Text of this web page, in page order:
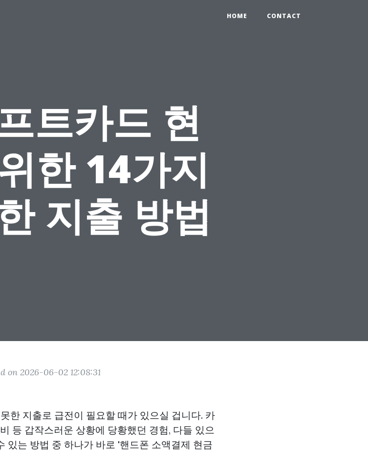
HOME CONTACT
트카드 현
한 14가지
지출 방법
on 2026-06-02 12:08:31
한 지출로 급전이 필요할 때가 있으실 겁니다. 카
등 갑작스러운 상황에 당황했던 경험, 다들 있으
있는 방법 중 하나가 바로 '핸드폰 소액결제 현금